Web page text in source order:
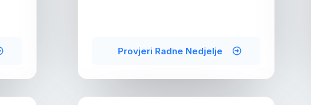
Provjeri Radne Nedjelje